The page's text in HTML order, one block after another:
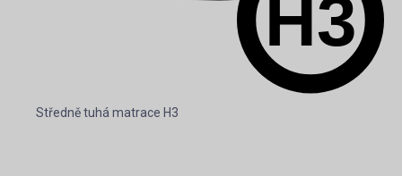
Středně tuhá matrace H3